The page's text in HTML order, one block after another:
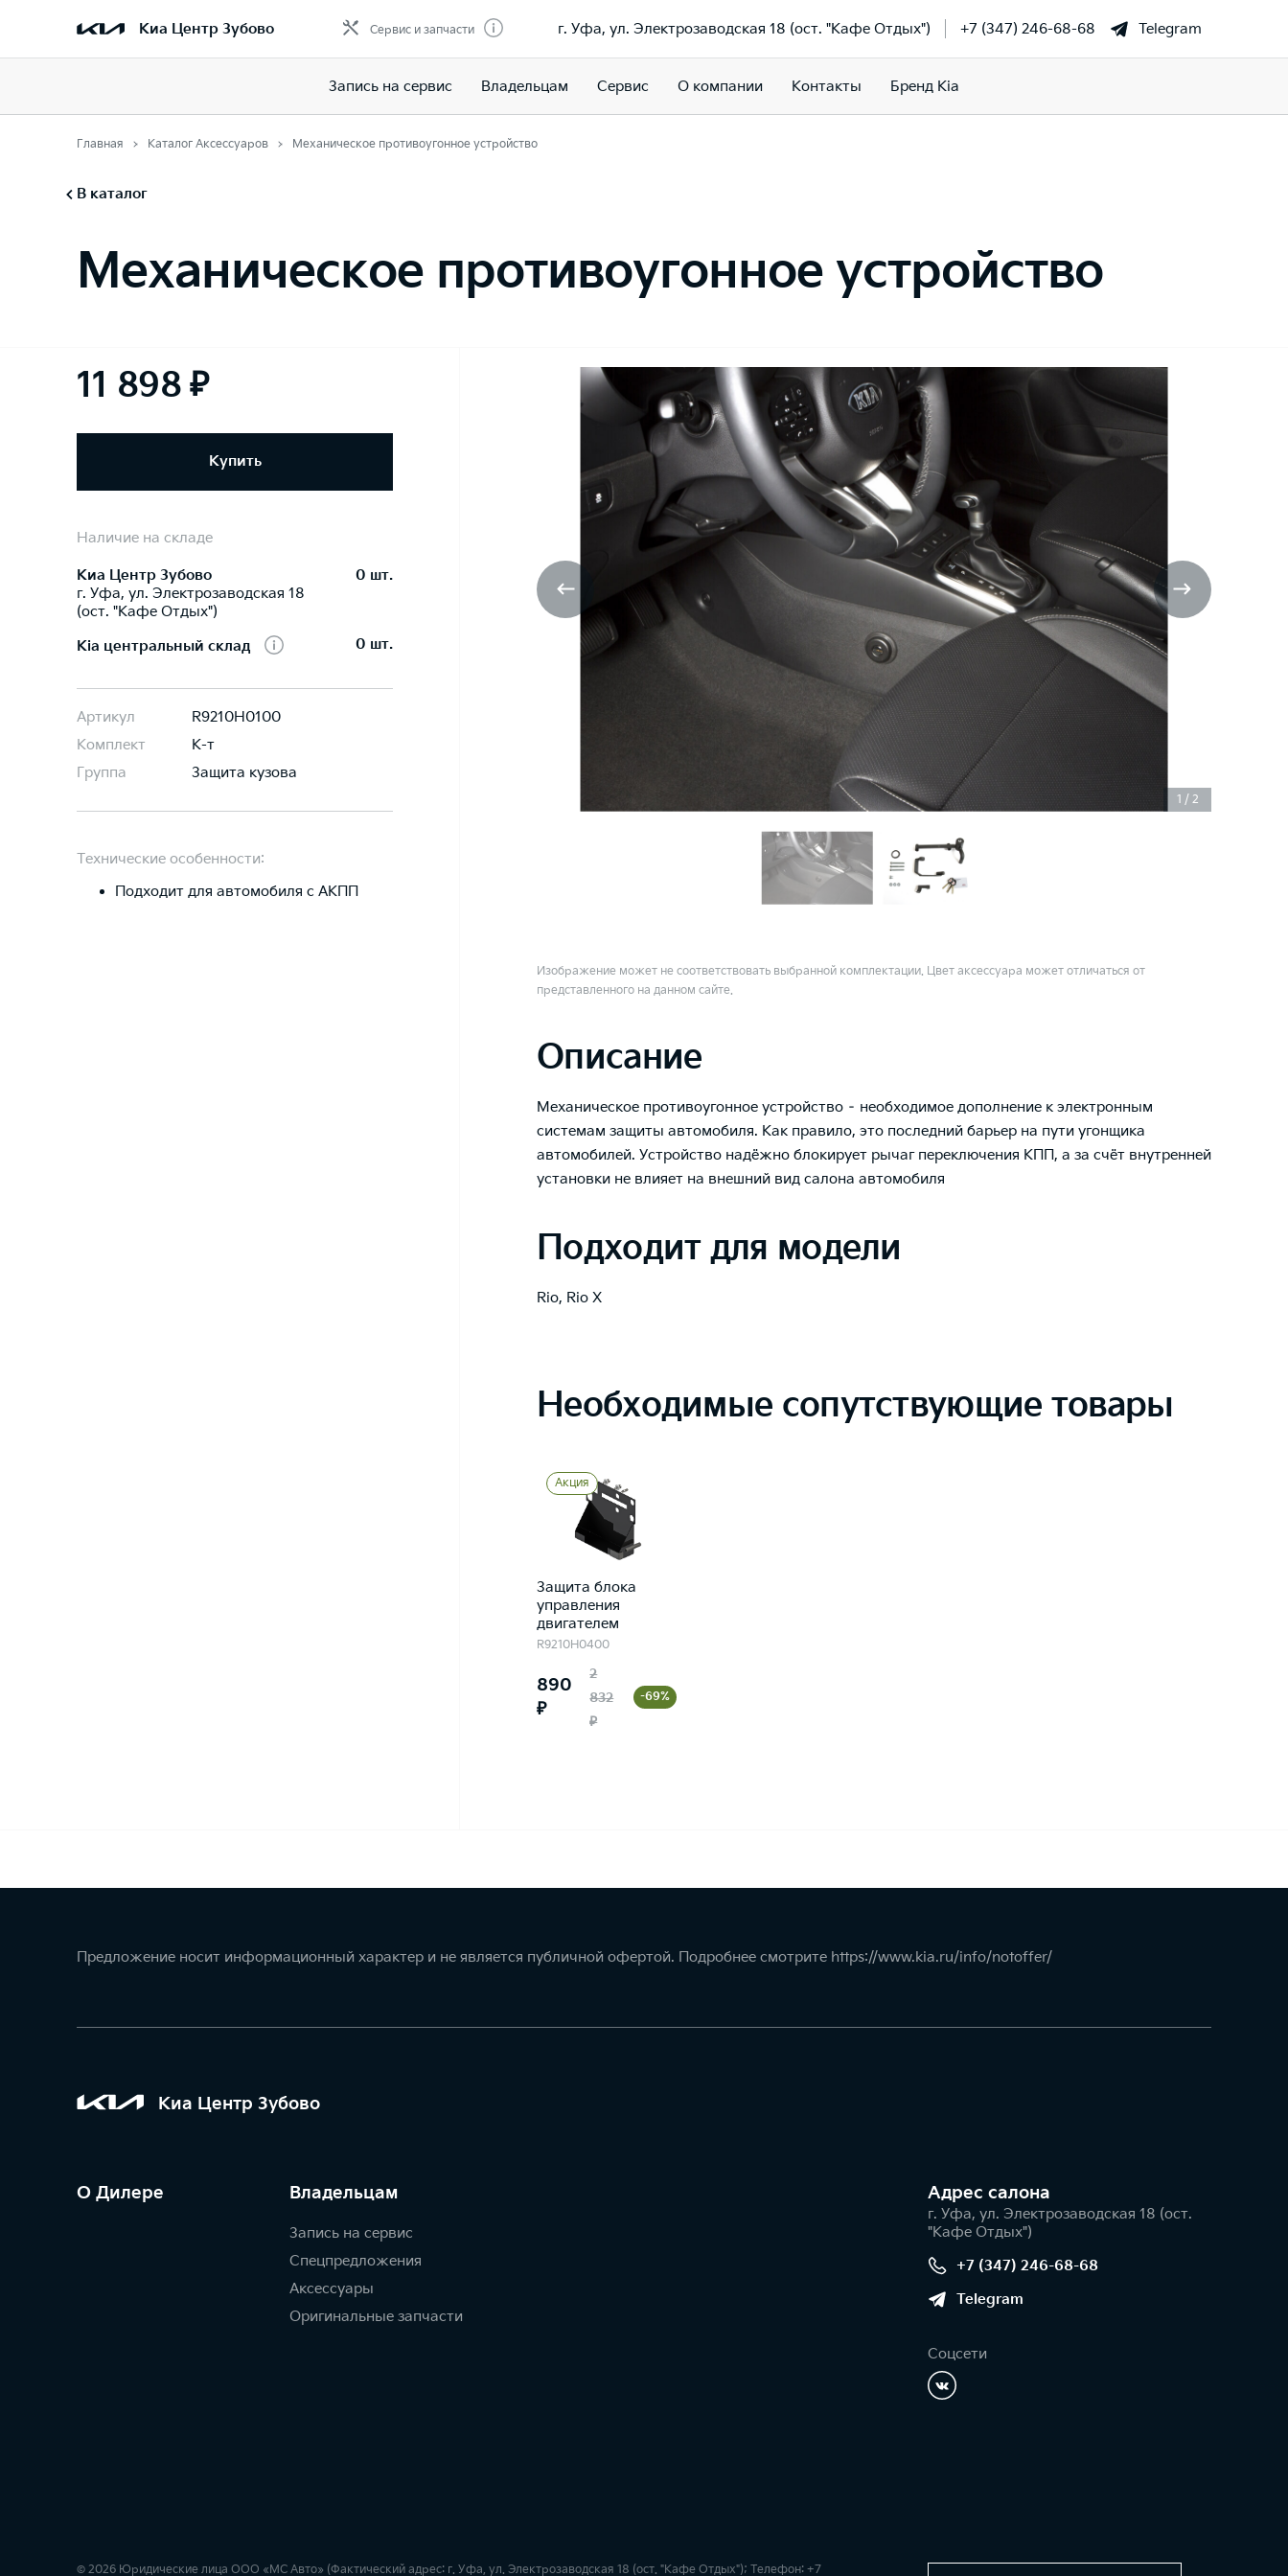
Киа Центр Зубово Сервис и запчасти г. Уфа, ул. Электрозаводская 18 (ост. "Кафе Отдых") +7 (347) 246-68-68 Telegram
Запись на сервис Владельцам Сервис О компании Контакты Бренд Kia
Главная Каталог Аксессуаров Механическое противоугонное устройство
В каталог
Механическое противоугонное устройство
11 898 ₽
Купить
Наличие на складе
Киа Центр Зубово
г. Уфа, ул. Электрозаводская 18
(ост. "Кафе Отдых")
0 шт.
Kia центральный склад 0 шт.
Артикул
R9210H0100
Комплект
К-т
Группа
Защита кузова
Технические особенности:
Подходит для автомобиля с АКПП
1 / 2
Изображение может не соответствовать выбранной комплектации. Цвет аксессуара может отличаться от
представленного на данном сайте.
Описание
Механическое противоугонное устройство – необходимое дополнение к электронным
системам защиты автомобиля. Как правило, это последний барьер на пути угонщика
автомобилей. Устройство надёжно блокирует рычаг переключения КПП, а за счёт внутренней
установки не влияет на внешний вид салона автомобиля
Подходит для модели
Rio, Rio X
Необходимые сопутствующие товары
Акция
Защита блока
управления
двигателем
R9210H0400
890
₽
2
832
₽
-69%
Предложение носит информационный характер и не является публичной офертой. Подробнее смотрите https://www.kia.ru/info/notoffer/
Киа Центр Зубово
О Дилере Владельцам
Запись на сервис
Спецпредложения
Аксессуары
Оригинальные запчасти
Адрес салонa
г. Уфа, ул. Электрозаводская 18 (ост.
"Кафе Отдых")
+7 (347) 246-68-68
Telegram
Соцсети
© 2026 Юридические лица ООО «МС Авто» (Фактический адрес: г. Уфа, ул. Электрозаводская 18 (ост. "Кафе Отдых"); Телефон: +7